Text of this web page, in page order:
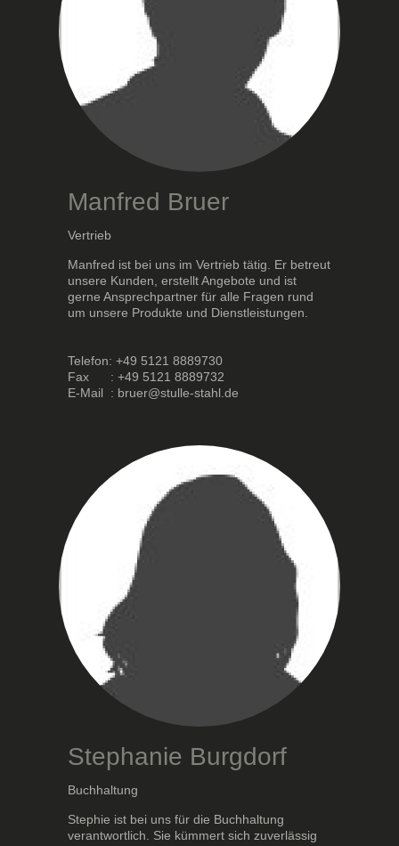
Manfred Bruer
Vertrieb
Manfred ist bei uns im Vertrieb tätig. Er betreut
unsere Kunden, erstellt Angebote und ist
gerne Ansprechpartner für alle Fragen rund
um unsere Produkte und Dienstleistungen.
Telefon: +49 5121 8889730
Fax : +49 5121 8889732
E-Mail : bruer@stulle-stahl.de
Stephanie Burgdorf
Buchhaltung
Stephie ist bei uns für die Buchhaltung
verantwortlich. Sie kümmert sich zuverlässig